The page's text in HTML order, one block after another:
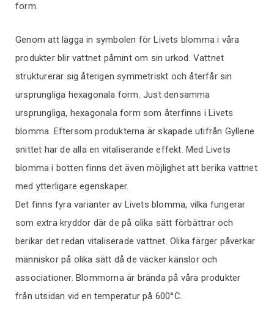
form.
Genom att lägga in symbolen för Livets blomma i våra
produkter blir vattnet påmint om sin urkod. Vattnet
strukturerar sig återigen symmetriskt och återfår sin
ursprungliga hexagonala form. Just densamma
ursprungliga, hexagonala form som återfinns i Livets
blomma. Eftersom produkterna är skapade utifrån Gyllene
snittet har de alla en vitaliserande effekt. Med Livets
blomma i botten finns det även möjlighet att berika vattnet
med ytterligare egenskaper.
Det finns fyra varianter av Livets blomma, vilka fungerar
som extra kryddor där de på olika sätt förbättrar och
berikar det redan vitaliserade vattnet. Olika färger påverkar
människor på olika sätt då de väcker känslor och
associationer. Blommorna är brända på våra produkter
från utsidan vid en temperatur på 600°C.